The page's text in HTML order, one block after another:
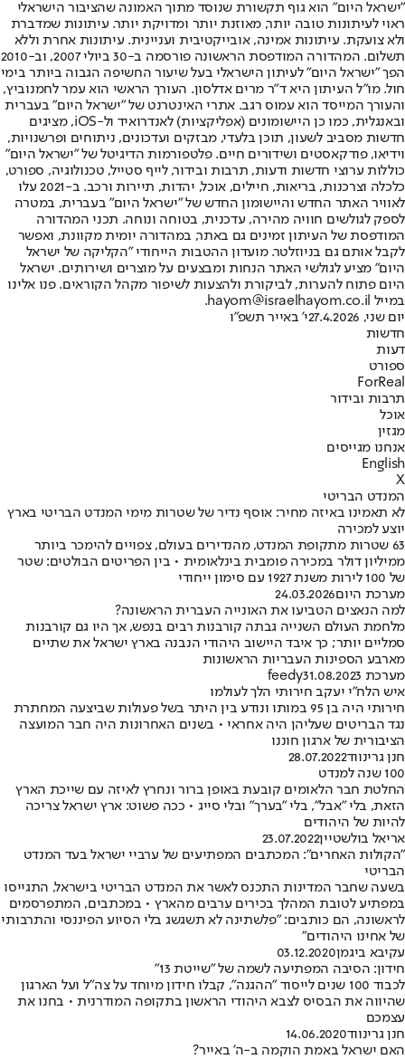
"ישראל היום" הוא גוף תקשורת שנוסד מתוך האמונה שהציבור הישראלי
ראוי לעיתונות טובה יותר, מאוזנת יותר ומדויקת יותר. עיתונות שמדברת
ולא צועקת. עיתונות אמינה, אובייקטיבית ועניינית. עיתונות אחרת וללא
תשלום. המהדורה המודפסת הראשונה פורסמה ב-30 ביולי 2007, וב-2010
הפך "ישראל היום" לעיתון הישראלי בעל שיעור החשיפה הגבוה ביותר בימי
חול. מו"ל העיתון היא ד"ר מרים אדלסון. העורך הראשי הוא עמר לחמנוביץ,
והעורך המייסד הוא עמוס רגב. אתרי האינטרנט של "ישראל היום" בעברית
ובאנגלית, כמו כן היישומונים (אפליקציות) לאנדרואיד ול-iOS, מציגים
חדשות מסביב לשעון, תוכן בלעדי, מבזקים ועדכונים, ניתוחים ופרשנויות,
וידיאו, פודקאסטים ושידורים חיים. פלטפורמות הדיגיטל של "ישראל היום"
כוללות ערוצי חדשות ודעות, תרבות ובידור, לייף סטייל, טכנולוגיה, ספורט,
כלכלה וצרכנות, בריאות, חיילים, אוכל, יהדות, תיירות ורכב. ב-2021 עלו
לאוויר האתר החדש והיישומון החדש של "ישראל היום" בעברית, במטרה
לספק לגולשים חוויה מהירה, עדכנית, בטוחה ונוחה. תכני המהדורה
המודפסת של העיתון זמינים גם באתר, במהדורה יומית מקוונת, ואפשר
לקבל אותם גם בניוזלטר. מועדון ההטבות הייחודי "הקליקה של ישראל
היום" מציע לגולשי האתר הנחות ומבצעים על מוצרים ושירותים. ישראל
היום פתוח להערות, לביקורת ולהצעות לשיפור מקהל הקוראים. פנו אלינו
במייל hayom@israelhayom.co.il.
יום שני, 27.4.2026
י' באייר תשפ"ו
חדשות
דעות
ספורט
ForReal
תרבות ובידור
אוכל
מגזין
אנחנו מגייסים
English
X
המנדט הבריטי
לא תאמינו באיזה מחיר: אוסף נדיר של שטרות מימי המנדט הבריטי בארץ
יוצע למכירה
63 שטרות מתקופת המנדט, מהנדירים בעולם, צפויים להימכר ביותר
ממיליון דולר במכירה פומבית בינלאומית • בין הפריטים הבולטים: שטר
של 100 לירות משנת 1927 עם סימון ייחודי
מערכת היום24.03.2026
למה הנאצים הטביעו את האונייה העברית הראשונה?
מלחמת העולם השנייה גבתה קורבנות רבים בנפש, אך היו גם קורבנות
סמליים יותר; כך איבד היישוב היהודי הנבנה בארץ ישראל את שתיים
מארבע הספינות העבריות הראשונות
מערכת feedy 31.08.2023
איש הלח"י יעקב חירותי הלך לעולמו
חירותי היה בן 95 במותו ונודע בין היתר בשל פעולות שביצעה המחתרת
נגד הבריטים שעליהן היה אחראי • בשנים האחרונות היה חבר המועצה
הציבורית של ארגון חוננו
חנן גרינווד28.07.2022
100 שנה למנדט
החלטת חבר הלאומים קובעת באופן ברור ונחרץ לאיזה עם שייכת הארץ
הזאת, בלי "אבל", בלי "בערך" ובלי סייג • ככה פשוט: ארץ ישראל צריכה
להיות של היהודים
אריאל בולשטיין23.07.2022
"הקולות האחרים": המכתבים המפתיעים של ערביי ישראל בעד המנדט
הבריטי
בשעה שחבר המדינות התכנס לאשר את המנדט הבריטי בישראל, התגייסו
במפתיע לטובת המהלך בכירים ערבים מהארץ • במכתבים, המתפרסמים
לראשונה, הם כותבים: "פלשתינה לא תשגשג בלי הסיוע הפיננסי והתרבותי
של אחינו היהודים"
עקיבא ביגמן03.12.2020
חידון: הסיבה המפתיעה לשמה של "שייטת 13"
לכבוד 100 שנים לייסוד "ההגנה", קבלו חידון מיוחד על צה"ל ועל הארגון
שהיווה את הבסיס לצבא היהודי הראשון בתקופה המודרנית • בחנו את
עצמכם
חנן גרינווד14.06.2020
האם ישראל באמת הוקמה ב-ה' באייר?